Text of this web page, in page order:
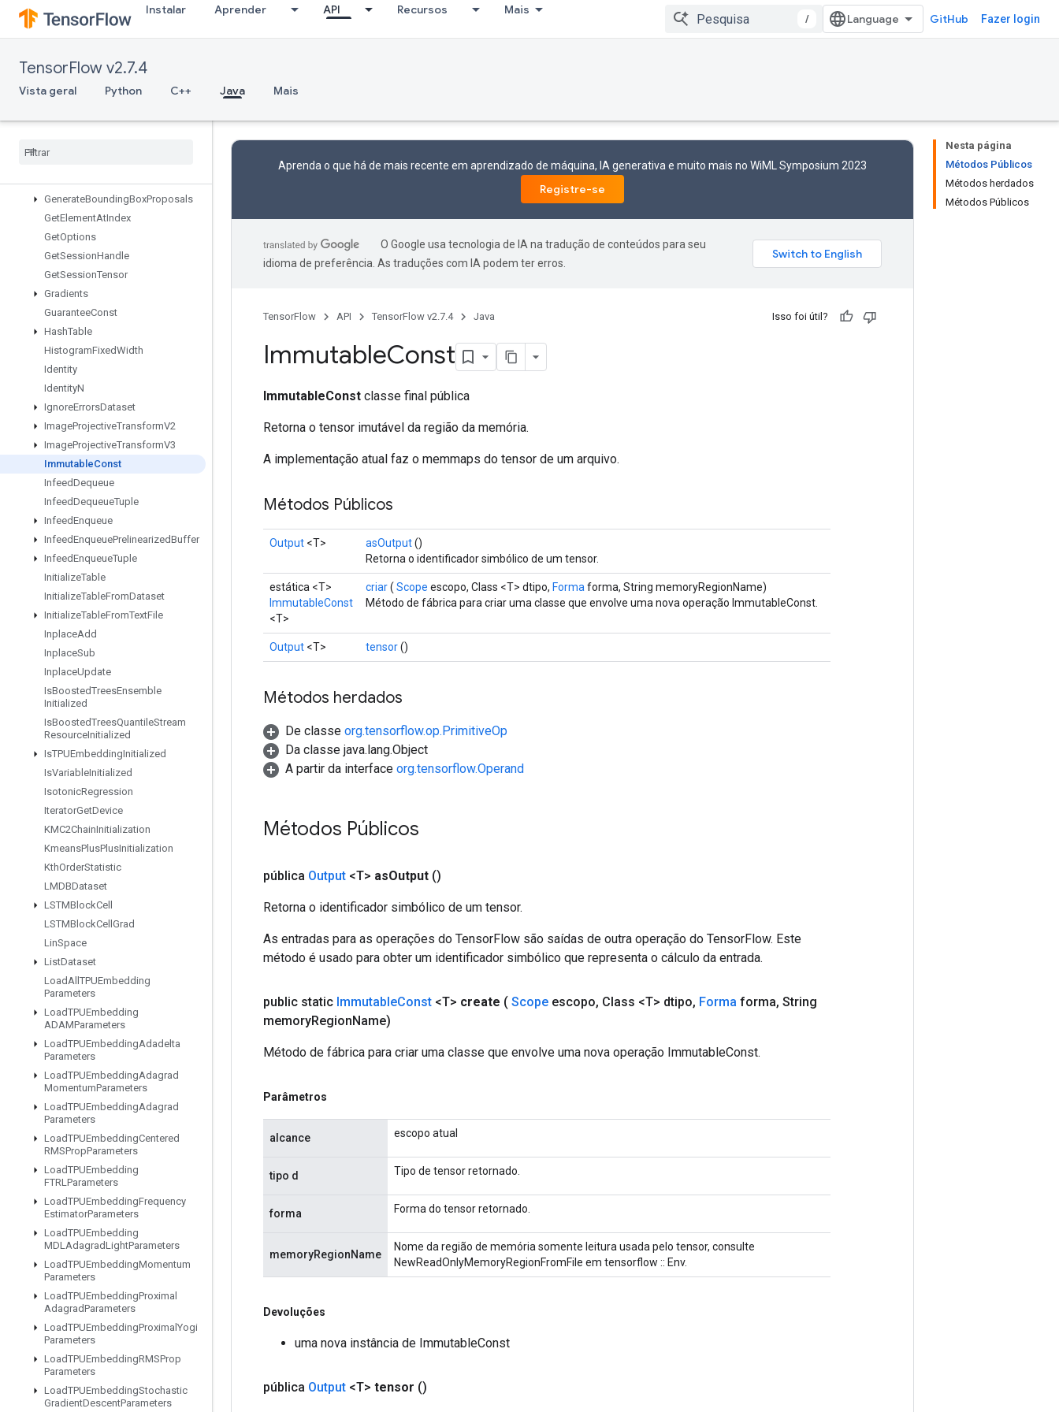
Instalar Aprender API Recursos Mais
/ GitHub Fazer login
TensorFlow v2.7.4
Vista geral Python C++ Java Mais
FinalizeTPUEmbedding
Fingerprint
FresnelSin
FusedBatchNormGradV3
GRUBlockCell
GenerateBoundingBoxProposals
GetElementAtIndex
GetOptions
GetSessionHandle
GetSessionTensor
Gradients
GuaranteeConst
HashTable
HistogramFixedWidth
Identity
IdentityN
IgnoreErrorsDataset
ImageProjectiveTransformV2
ImageProjectiveTransformV3
ImmutableConst
InfeedDequeue
InfeedDequeueTuple
InfeedEnqueue
InfeedEnqueuePrelinearizedBuffer
InfeedEnqueueTuple
InitializeTable
InitializeTableFromDataset
InitializeTableFromTextFile
InplaceAdd
InplaceSub
InplaceUpdate
IsBoostedTreesEnsemble
Initialized
IsBoostedTreesQuantileStream
ResourceInitialized
IsTPUEmbeddingInitialized
IsVariableInitialized
IsotonicRegression
IteratorGetDevice
KMC2ChainInitialization
KmeansPlusPlusInitialization
KthOrderStatistic
LMDBDataset
LSTMBlockCell
LSTMBlockCell Grad
LinSpace
ListDataset
LoadAll TPUEmbedding
Parameters
LoadTPUEmbedding
ADAMParameters
LoadTPUEmbeddingAdadelta
Parameters
LoadTPUEmbeddingAdagrad
MomentumParameters
LoadTPUEmbeddingAdagrad
Parameters
LoadTPUEmbeddingCentered
RMSPropParameters
LoadTPUEmbedding
FTRLParameters
LoadTPUEmbeddingFrequency
EstimatorParameters
LoadTPUEmbedding
MDLAdagradLightParameters
LoadTPUEmbeddingMomentum
Parameters
LoadTPUEmbeddingProximal
AdagradParameters
LoadTPUEmbeddingProximal Yogi
Parameters
LoadTPUEmbeddingRMSProp
Parameters
LoadTPUEmbeddingStochastic
GradientDescentParameters
Nesta página
Métodos Públicos
Métodos herdados
Métodos Públicos
Aprenda o que há de mais recente em aprendizado de máquina, IA generativa e muito mais no WiML Symposium 2023
Registre-se
O Google usa tecnologia de IA na tradução de conteúdos para seu
idioma de preferência. As traduções com IA podem ter erros.
TensorFlow API TensorFlow v2.7.4 Java Isso foi útil?
ImmutableConst
ImmutableConst classe final pública
Retorna o tensor imutável da região da memória.
A implementação atual faz o memmaps do tensor de um arquivo.
Métodos Públicos
Output <T> asOutput()
Retorna o identificador simbólico de um tensor.
estática <T>
ImmutableConst
<T>
criar( Scope escopo, Class <T> dtipo, Forma forma, String memoryRegionName)
Método de fábrica para criar uma classe que envolve uma nova operação ImmutableConst.
Output <T> tensor()
Métodos herdados
De classe org.tensorflow.op.PrimitiveOp
Da classe java.lang.Object
A partir da interface org.tensorflow.Operand
Métodos Públicos
pública Output <T> asOutput ()
Retorna o identificador simbólico de um tensor.
As entradas para as operações do TensorFlow são saídas de outra operação do TensorFlow. Este
método é usado para obter um identificador simbólico que representa o cálculo da entrada.
public static ImmutableConst <T> create ( Scope escopo, Class <T> dtipo, Forma forma, String
memoryRegionName)
Método de fábrica para criar uma classe que envolve uma nova operação ImmutableConst.
Parâmetros
alcance escopo atual
tipo d Tipo de tensor retornado.
forma Forma do tensor retornado.
memoryRegionName
Nome da região de memória somente leitura usada pelo tensor, consulte
NewReadOnlyMemoryRegionFromFile em tensorflow :: Env.
Devoluções
uma nova instância de ImmutableConst
pública Output <T> tensor ()